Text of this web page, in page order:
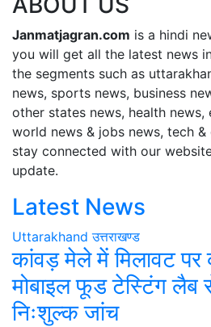
Janmatjagran.com is a hindi
you will get all the latest news
the segments such as
news, sports news, business
other states news, health news,
world news & jobs news, tech
stay connected with our
update.
Latest News
Uttarakhand उत्तराखण्ड
कांवड़ मेले में मिलावट पर
मोबाइल फूड टेस्टिंग लैब
निःशुल्क जांच